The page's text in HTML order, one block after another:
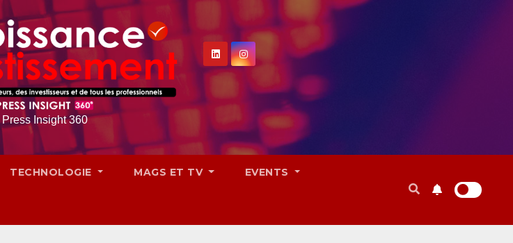
Press Insight 360
TECHNOLOGIE MAGS ET TV EVENTS